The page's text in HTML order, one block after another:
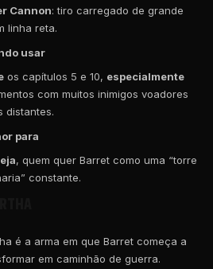
Cannon: tiro carregado de grande
linha reta.
usar
os capítulos 5 e 10, especialmente
com muitos inimigos voadores
distantes.
para
, quem quer Barret como uma “torre
constante.
é a arma em que Barret começa a
em caminhão de guerra.